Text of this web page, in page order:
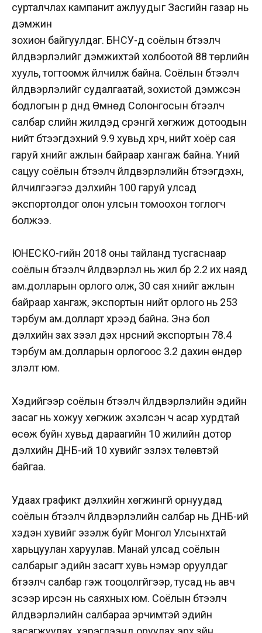
сурталчлах кампанит ажлуудыг Засгийн газар нь
дэмжин
зохион байгуулдаг. БНСУ-д соёлын бүтээлч
үйлдвэрлэлийг дэмжихтэй холбоотой 88 төрлийн
хууль, тогтоомж үйлчилж байна. Соёлын бүтээлч
үйлдвэрлэлийг судалгаатай, зохистой дэмжсэн
бодлогын үр дүнд Өмнөд Солонгосын бүтээлч
салбар сүүлийн жилүүдэд үсрэнгүй хөгжиж дотоодын
нийт бүтээгдэхүүний 9.9 хувьд хүрч, нийт хоёр сая
гаруй хүнийг ажлын байраар хангаж байна. Үүний
сацуу соёлын бүтээлч үйлдвэрлэлийн бүтээгдэхүүн,
үйлчилгээгээ дэлхийн 100 гаруй улсад
экспортолдог олон улсын томоохон тоглогч
болжээ.
ЮНЕСКО-гийн 2018 оны тайланд тусгаснаар
соёлын бүтээлч үйлдвэрлэл нь жил бүр 2.2 их наяд
ам.долларын орлого олж, 30 сая хүнийг ажлын
байраар хангаж, экспортын нийт орлого нь 253
тэрбум ам.долларт хүрээд байна. Энэ бол
дэлхийн зах зээл дэх нүүрсний экспортын 78.4
тэрбум ам.долларын орлогоос 3.2 дахин өндөр
үзүүлэлт юм.
Хэдийгээр соёлын бүтээлч үйлдвэрлэлийн эдийн
засаг нь хожуу хөгжиж эхэлсэн ч асар хурдтай
өсөж буйн хувьд дараагийн 10 жилийн дотор
дэлхийн ДНБ-ий 10 хувийг эзлэх төлөвтэй
байгаа.
Удаах графикт дэлхийн хөгжингүй орнуудад
соёлын бүтээлч үйлдвэрлэлийн салбар нь ДНБ-ий
хэдэн хувийг эзэлж буйг Монгол Улсынхтай
харьцуулан харуулав. Манай улсад соёлын
салбарыг эдийн засагт хувь нэмэр оруулдаг
бүтээлч салбар гэж тооцолгүйгээр, тусад нь авч
үзсээр ирсэн нь саяхных юм. Соёлын бүтээлч
үйлдвэрлэлийн салбараа эрчимтэй эдийн